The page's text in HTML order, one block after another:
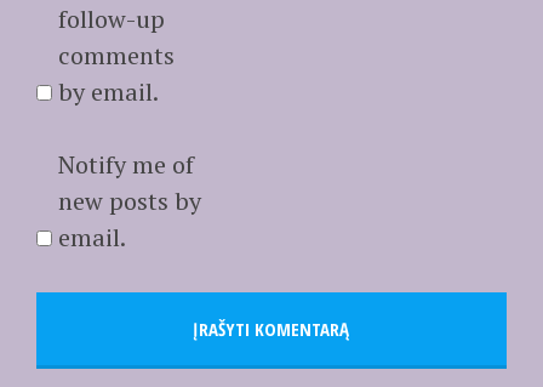
follow-up
comments
by email.
Notify me of
new posts by
email.